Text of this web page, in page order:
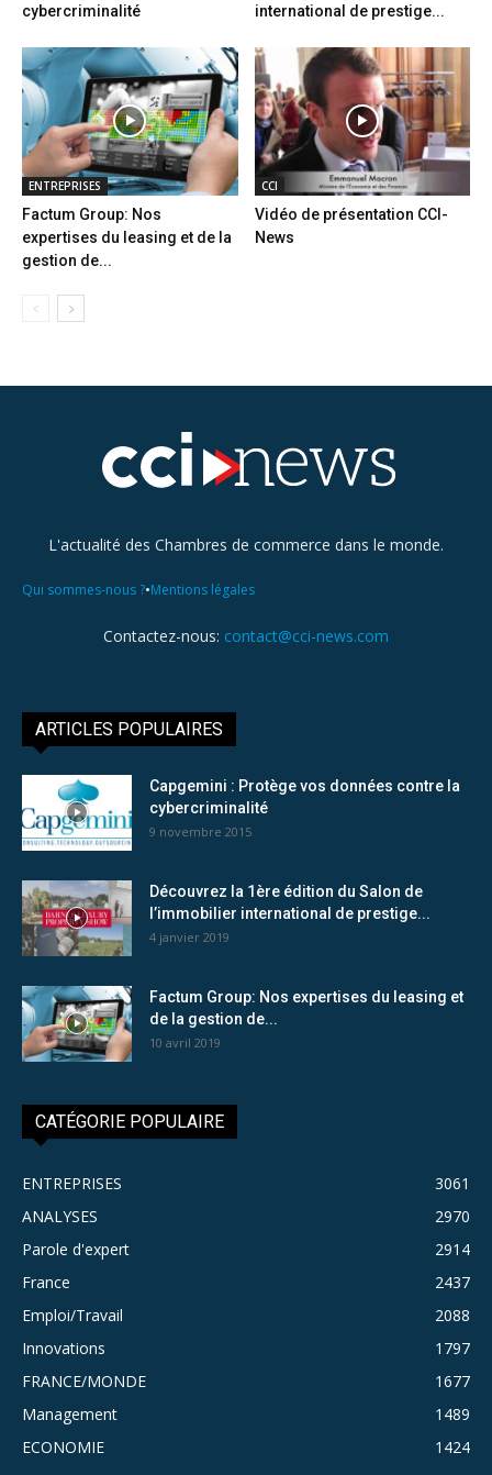
cybercriminalité
international de prestige...
ENTREPRISES
Factum Group: Nos
expertises du leasing et de la
gestion de...
CCI
Vidéo de présentation CCI-
News
L'actualité des Chambres de commerce dans le monde.
Qui sommes-nous ?•Mentions légales
Contactez-nous: contact@cci-news.com
ARTICLES POPULAIRES
Capgemini : Protège vos données contre la
cybercriminalité
9 novembre 2015
Découvrez la 1ère édition du Salon de
l’immobilier international de prestige...
4 janvier 2019
Factum Group: Nos expertises du leasing et
de la gestion de...
10 avril 2019
CATÉGORIE POPULAIRE
ENTREPRISES
3061
ANALYSES
2970
Parole d'expert
2914
France
2437
Emploi/Travail
2088
Innovations
1797
FRANCE/MONDE
1677
Management
1489
ECONOMIE
1424